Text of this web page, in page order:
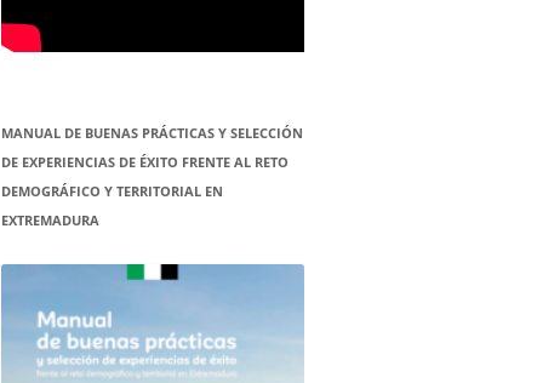
MANUAL DE BUENAS PRÁCTICAS Y SELECCIÓN
DE EXPERIENCIAS DE ÉXITO FRENTE AL RETO
DEMOGRÁFICO Y TERRITORIAL EN
EXTREMADURA